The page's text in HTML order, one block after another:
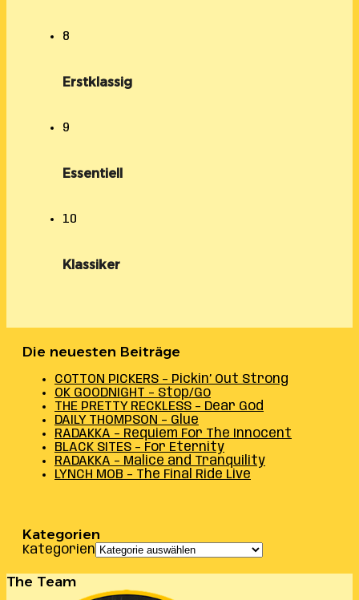
8
Erstklassig
9
Essentiell
10
Klassiker
Die neuesten Beiträge
COTTON PICKERS – Pickin’ Out Strong
OK GOODNIGHT – Stop/Go
THE PRETTY RECKLESS – Dear God
DAILY THOMPSON – Glue
RADAKKA – Requiem For The Innocent
BLACK SITES – For Eternity
RADAKKA – Malice and Tranquility
LYNCH MOB – The Final Ride Live
Kategorien
Kategorien
The Team